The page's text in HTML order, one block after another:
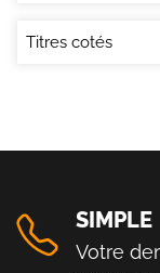
Titres cotés
SIMPLE
Votre